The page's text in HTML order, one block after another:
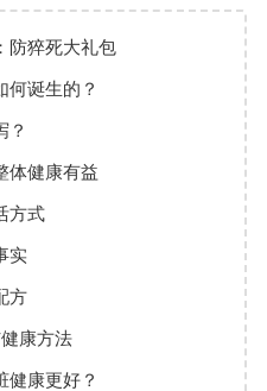
防猝死大礼包
何诞生的？
？
体健康有益
方式
实
方
康方法
健康更好？